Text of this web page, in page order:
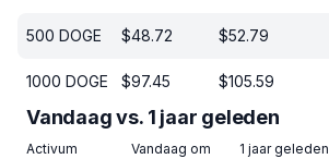
500 DOGE $48.72 $52.79
1000 DOGE $97.45 $105.59
Vandaag vs. 1 jaar geleden
Activum Vandaag om 1 jaar geleden